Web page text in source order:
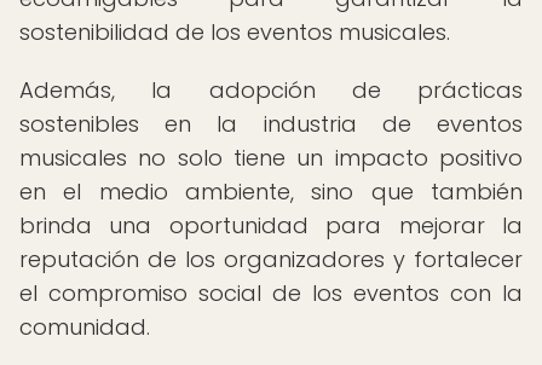
sostenibilidad de los eventos musicales.
Además, la adopción de prácticas
sostenibles en la industria de eventos
musicales no solo tiene un impacto positivo
en el medio ambiente, sino que también
brinda una oportunidad para mejorar la
reputación de los organizadores y fortalecer
el compromiso social de los eventos con la
comunidad.